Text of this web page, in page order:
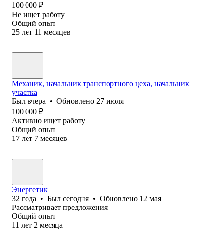
100 000 ₽
Не ищет работу
Общий опыт
25 лет 11 месяцев
Механик, начальник транспортного цеха, начальник
участка
Был вчера • Обновлено 27 июля
100 000 ₽
Активно ищет работу
Общий опыт
17 лет 7 месяцев
Энергетик
32 года • Был сегодня • Обновлено 12 мая
Рассматривает предложения
Общий опыт
11 лет 2 месяца